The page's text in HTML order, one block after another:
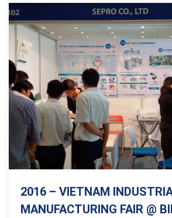
2016 – VIETNAM
MANUFACTURING FAIR @